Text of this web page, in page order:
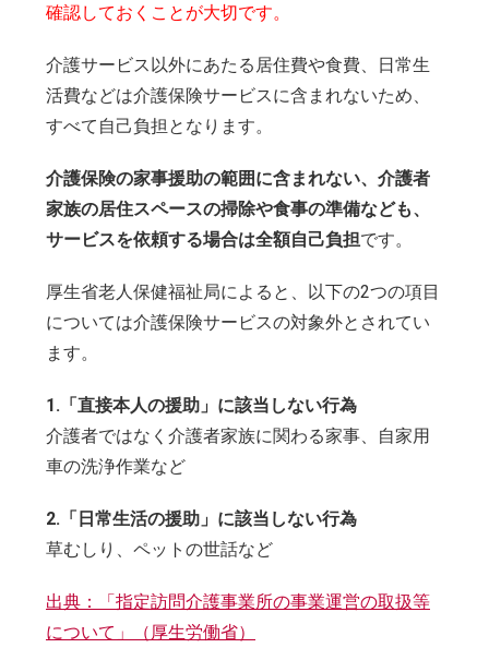
確認しておくことが大切です。
介護サービス以外にあたる居住費や食費、日常生
活費などは介護保険サービスに含まれないため、
すべて自己負担となります。
介護保険の家事援助の範囲に含まれない、介護者
家族の居住スペースの掃除や食事の準備なども、
サービスを依頼する場合は全額自己負担です。
厚生省老人保健福祉局によると、以下の2つの項目
については介護保険サービスの対象外とされてい
ます。
1.「直接本人の援助」に該当しない行為
介護者ではなく介護者家族に関わる家事、自家用
車の洗浄作業など
2.「日常生活の援助」に該当しない行為
草むしり、ペットの世話など
出典：「指定訪問介護事業所の事業運営の取扱等
について」（厚生労働省）